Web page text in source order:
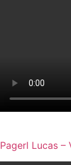
Pagerl Lucas